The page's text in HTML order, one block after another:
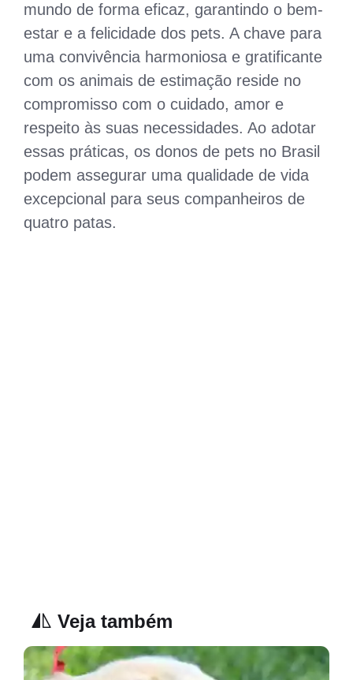
mundo de forma eficaz, garantindo o bem-
estar e a felicidade dos pets. A chave para
uma convivência harmoniosa e gratificante
com os animais de estimação reside no
compromisso com o cuidado, amor e
respeito às suas necessidades. Ao adotar
essas práticas, os donos de pets no Brasil
podem assegurar uma qualidade de vida
excepcional para seus companheiros de
quatro patas.
Veja também